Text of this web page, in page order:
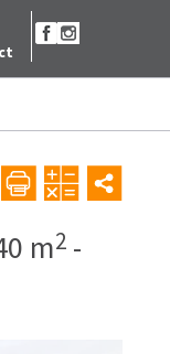
m2 -